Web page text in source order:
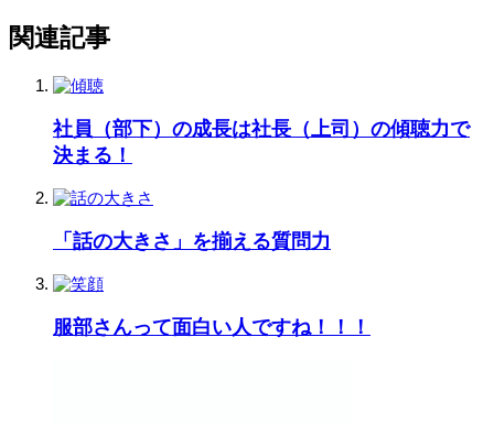
関連記事
社員（部下）の成長は社長（上司）の傾聴力で
決まる！
「話の大きさ」を揃える質問力
服部さんって面白い人ですね！！！